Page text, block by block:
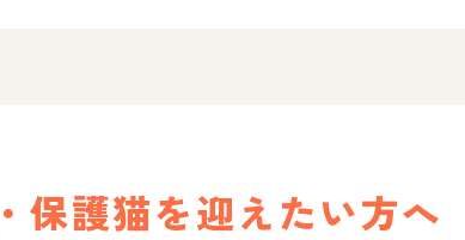
保護猫を迎えたい方へ